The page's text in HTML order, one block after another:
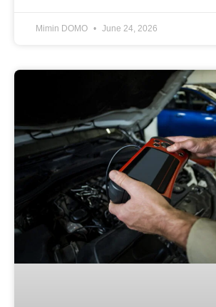
Mimin DOMO June 24, 2026